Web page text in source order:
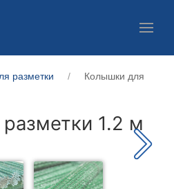
разметки
Колышки для
1.2 м